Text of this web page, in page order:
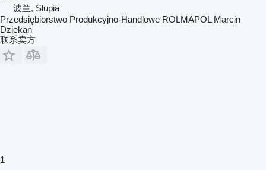
波兰, Słupia
Przedsiębiorstwo Produkcyjno-Handlowe ROLMAPOL Marcin
Dziekan
联系卖方
1